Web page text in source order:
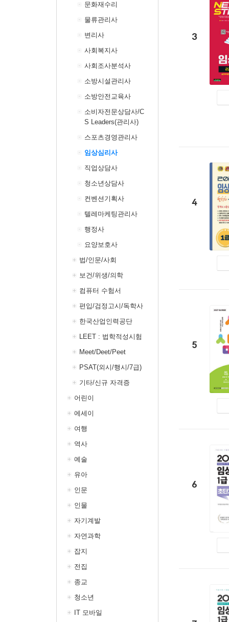
문화재수리
물류관리사
변리사
사회복지사
사회조사분석사
소방시설관리사
소방안전교육사
소비자전문상담사/C
S Leaders(관리사)
스포츠경영관리사
임상심리사
직업상담사
청소년상담사
컨벤션기획사
텔레마케팅관리사
행정사
요양보호사
법/인문/사회
보건/위생/의학
컴퓨터 수험서
편입/검정고시/독학사
한국산업인력공단
LEET : 법학적성시험
Meet/Deet/Peet
PSAT(외시/행시/7급)
기타/신규 자격증
어린이
에세이
여행
역사
예술
유아
인문
인물
자기계발
자연과학
잡지
전집
종교
청소년
IT 모바일
3
4
5
6